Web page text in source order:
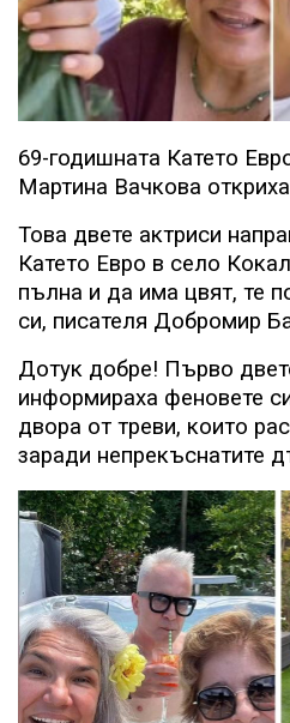
69-годишната Катето
Мартина Вачкова
Това двете актриси
Катето Евро в село
пълна и да има цвят, те
си, писателя Добромир
Дотук добре! Първо
информираха феновете
двора от треви, които
заради непрекъснатите